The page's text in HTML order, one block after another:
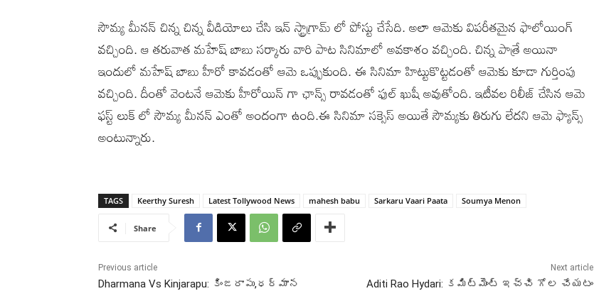
సౌమ్య మీనన్ చిన్న చిన్న వీడియోలు చేసి ఇన్ స్ట్రాగ్రామ్ లో పోస్టు చేసేది. అలా ఆమెకు విపరీతమైన ఫాలోయింగ్
వచ్చింది. ఆ తరువాత మహేష్ బాబు సర్కారు వారి పాట సినిమాలో అవకాశం వచ్చింది. చిన్న పాత్రే అయినా
ఇందులో మహేష్ బాబు హీరో కావడంతో ఆమె ఒప్పుకుంది. ఈ సినిమా హిట్టుకొట్టడంతో ఆమెకు కూడా గుర్తింపు
వచ్చింది. దీంతో వెంటనే ఆమెకు హీరోయిన్ గా ఛాన్స్ రావడంతో ఫుల్ ఖుషీ అవుతోంది. ఇటీవల రిలీజ్ చేసిన ఆమె
ఫస్ట్ లుక్ లో సౌమ్య మీనన్ ఎంతో అందంగా ఉంది.ఈ సినిమా సక్సెస్ అయితే సౌమ్యకు తిరుగు లేదని ఆమె ఫ్యాన్స్
అంటున్నారు.
TAGS Keerthy Suresh Latest Tollywood News mahesh babu Sarkaru Vaari Paata Soumya Menon
Share
Previous article
Dharmana Vs Kinjarapu: కింజరాపు,ధర్మాన
Next article
Aditi Rao Hydari: కమిట్మెంట్ ఇచ్చి గోల చేయటం